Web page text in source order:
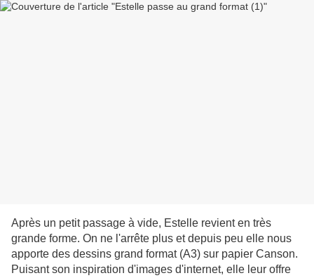
Après un petit passage à vide, Estelle revient en très
grande forme. On ne l'arrête plus et depuis peu elle nous
apporte des dessins grand format (A3) sur papier Canson.
Puisant son inspiration d'images d'internet, elle leur offre